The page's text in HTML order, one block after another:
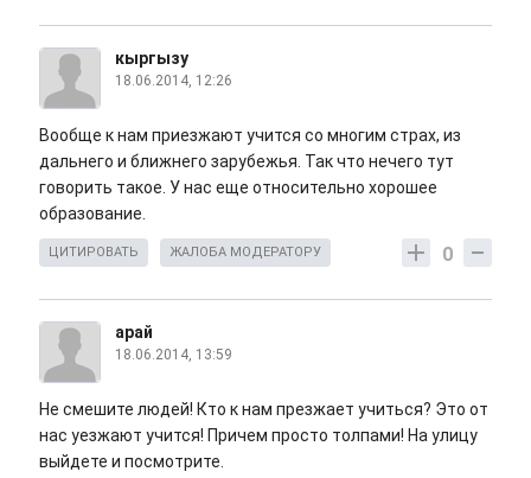
кыргызу
18.06.2014, 12:26
Вообще к нам приезжают учится со многим страх, из
дальнего и ближнего зарубежья. Так что нечего тут
говорить такое. У нас еще относительно хорошее
образование.
0
ЦИТИРОВАТЬ ЖАЛОБА МОДЕРАТОРУ
арай
18.06.2014, 13:59
Не смешите людей! Кто к нам презжает учиться? Это от
нас уезжают учится! Причем просто толпами! На улицу
выйдете и посмотрите.